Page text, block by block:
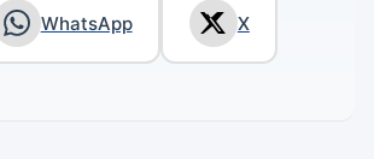
WhatsApp X